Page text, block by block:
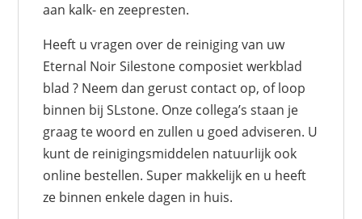
aan kalk- en zeepresten.
Heeft u vragen over de reiniging van uw
Eternal Noir Silestone composiet werkblad
blad ? Neem dan gerust contact op, of loop
binnen bij SLstone. Onze collega’s staan je
graag te woord en zullen u goed adviseren. U
kunt de reinigingsmiddelen natuurlijk ook
online bestellen. Super makkelijk en u heeft
ze binnen enkele dagen in huis.